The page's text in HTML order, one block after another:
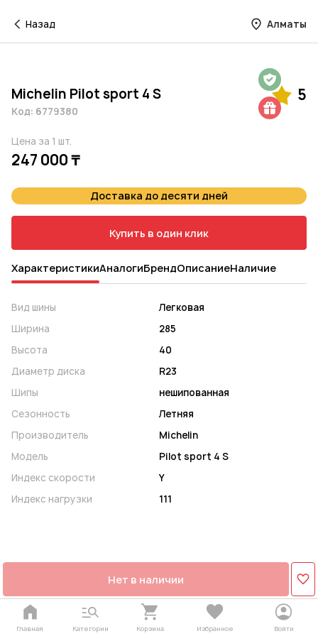
Назад Алматы
Michelin Pilot sport 4 S 5
Код: 6779380
Цена за 1 шт.
247 000 ₸
Доставка до десяти дней
Купить в один клик
ХарактеристикиАналогиБрендОписаниеНаличие
Вид шины
Легковая
Ширина
285
Высота
40
Диаметр диска
R23
Шипы
нешипованная
Сезонность
Летняя
Производитель
Michelin
Модель
Pilot sport 4 S
Индекс скорости
Y
Индекс нагрузки
111
Нет в наличии
Главная Категории Корзина Избранное Войти